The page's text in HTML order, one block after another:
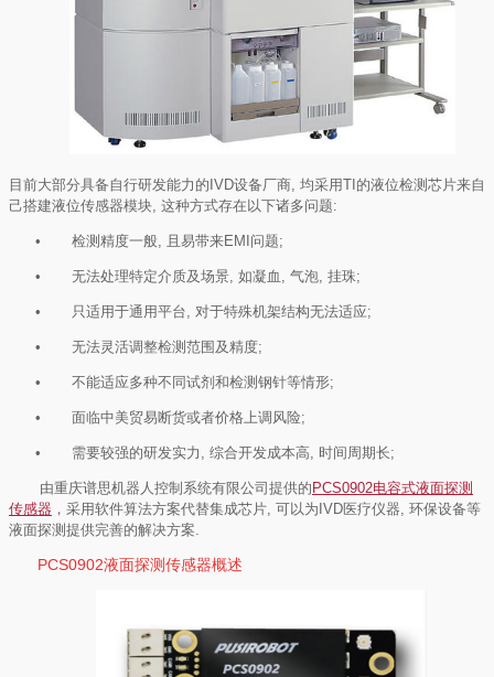
目前大部分具备自行研发能力的IVD设备厂商 均采用TI的液位检测芯片来自
己搭建液位传感器模块 这种方式存在以下诸多问题:
• 检测精度一般 且易带来EMI问题;
• 无法处理特定介质及场景 如凝血 气泡 挂珠;
• 只适用于通用平台 对于特殊机架结构无法适应;
• 无法灵活调整检测范围及精度;
• 不能适应多种不同试剂和检测钢针等情形;
• 面临中美贸易断货或者价格上调风险;
• 需要较强的研发实力 综合开发成本高 时间周期长;
由重庆谱思机器人控制系统有限公司提供的PCS0902电容式液面探测
传感器 ，采用软件算法方案代替集成芯片 可以为IVD医疗仪器 环保设备等
液面探测提供完善的解决方案
PCS0902液面探测传感器概述